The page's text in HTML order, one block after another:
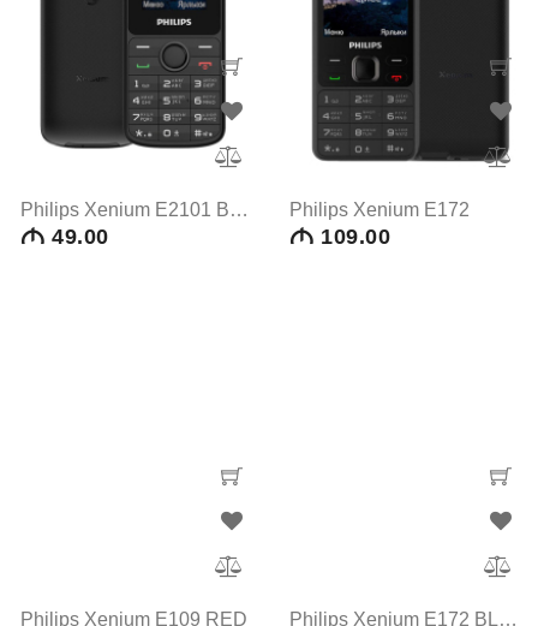
Philips Xenium E2101 BLACK
M 49.00
Philips Xenium E172
M 109.00
Philips Xenium E109 RED Philips Xenium E172 BLACK